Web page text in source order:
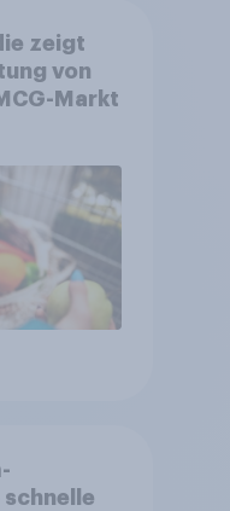
zeigt
von
Markt
schnelle